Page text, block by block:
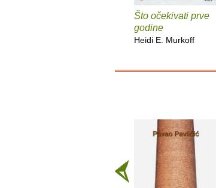
Što očekivati prve
godine
Heidi E. Murkoff